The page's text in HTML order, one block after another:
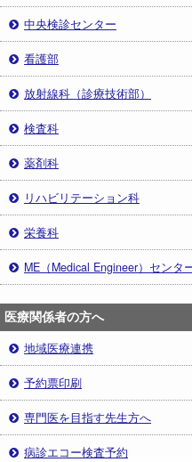
中央検診センター
看護部
放射線科（診療技術部）
検査科
薬剤科
リハビリテーション科
栄養科
ME（Medical Engineer）センタ
医療関係者の方へ
地域医療連携
予約票印刷
専門医を目指す先生方へ
病診エコー検査予約